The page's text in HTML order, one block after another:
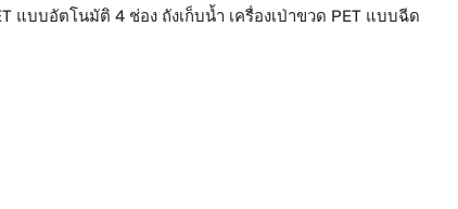
แบบอัตโนมัติ 4 ช่อง ถังเก็บน้ำ เครื่องเป่าขวด PET แบบฉีด